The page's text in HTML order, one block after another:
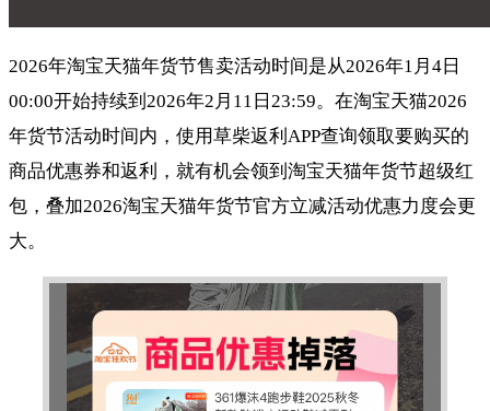
2026年淘宝天猫年货节售卖活动时间是从2026年1月4日
00:00开始持续到2026年2月11日23:59。在淘宝天猫2026
年货节活动时间内，使用草柴返利APP查询领取要购买的
商品优惠券和返利，就有机会领到淘宝天猫年货节超级红
包，叠加2026淘宝天猫年货节官方立减活动优惠力度会更
大。